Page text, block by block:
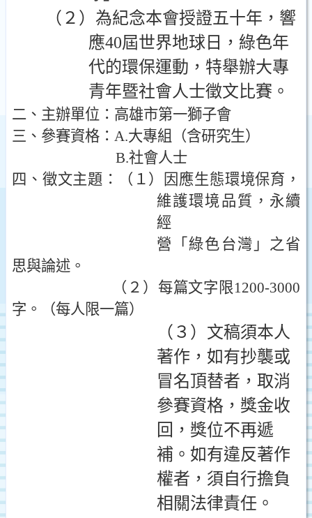
（２）為紀念本會授證五十年，響
應40屆世界地球日，綠色年
代的環保運動，特舉辦大專
青年暨社會人士徵文比賽。
二、主辦單位：高雄市第一獅子會
三、參賽資格： A.大專組（含研究生）
B.社會人士
四、徵文主題：（１）因應生態環境保育，
維護環境品質，永續
經
營「綠色台灣」之省
思與論述。
（２）每篇文字限1200-3000
字。（每人限一篇）
（３）文稿須本人
著作，如有抄襲或
冒名頂替者，取消
參賽資格，獎金收
回，獎位不再遞
補。如有違反著作
權者，須自行擔負
相關法律責任。